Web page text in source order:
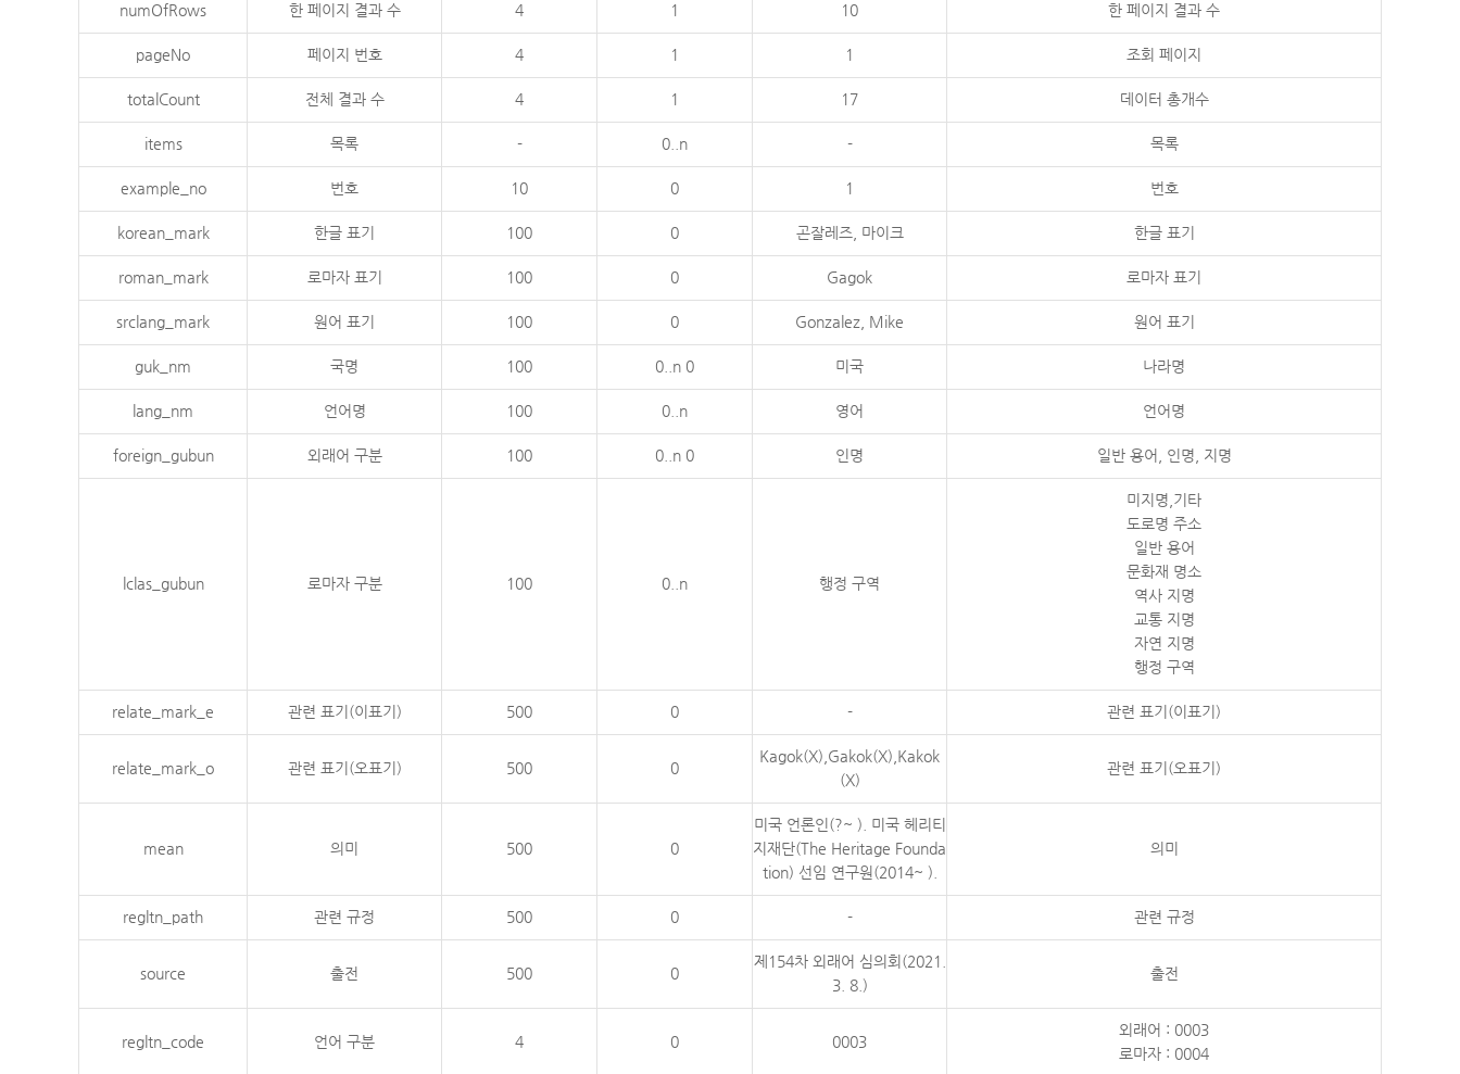
numOfRows 한 페이지 결과 수 4 1 10 한 페이지 결과 수
pageNo 페이지 번호 4 1 1 조회 페이지
totalCount 전체 결과 수 4 1 17 데이터 총개수
items 목록 - 0..n - 목록
example_no 번호 10 0 1 번호
korean_mark 한글 표기 100 0 곤잘레즈, 마이크 한글 표기
roman_mark 로마자 표기 100 0 Gagok 로마자 표기
srclang_mark 원어 표기 100 0 Gonzalez, Mike 원어 표기
guk_nm 국명 100 0..n 0 미국 나라명
lang_nm 언어명 100 0..n 영어 언어명
foreign_gubun 외래어 구분 100 0..n 0 인명 일반 용어, 인명, 지명
lclas_gubun 로마자 구분 100 0..n 행정 구역
미지명,기타
도로명 주소
일반 용어
문화재 명소
역사 지명
교통 지명
자연 지명
행정 구역
relate_mark_e 관련 표기(이표기) 500 0 - 관련 표기(이표기)
relate_mark_o 관련 표기(오표기) 500 0
Kagok(X),Gakok(X),Kakok
(X)
관련 표기(오표기)
mean 의미 500 0
미국 언론인(?~ ). 미국 헤리티
지재단(The Heritage Founda
tion) 선임 연구원(2014~ ).
의미
regltn_path 관련 규정 500 0 - 관련 규정
source 출전 500 0
제154차 외래어 심의회(2021.
3. 8.)
출전
regltn_code 언어 구분 4 0 0003
외래어 : 0003
로마자 : 0004